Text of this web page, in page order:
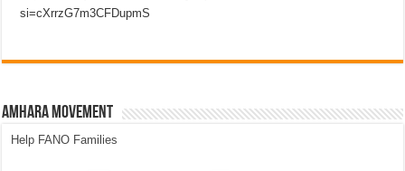
si=cXrrzG7m3CFDupmS
Amhara Movement
Help FANO Families